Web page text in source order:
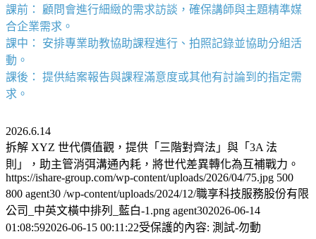
課前： 顧問會進行細緻的需求訪談，確保講師與主題精準媒
合企業需求。
課中： 安排專業助教協助課程進行、拍照記錄並協助分組活
動。
課後： 提供結案報告與課程滿意度或其他有討論到的指定需
求。
2026.6.14
拆解 XYZ 世代價值觀，提供「三階對齊法」與「3A 法
則」，助主管消弭溝通內耗，將世代差異轉化為互補戰力。
https://ishare-group.com/wp-content/uploads/2026/04/75.jpg 500
800 agent30 /wp-content/uploads/2024/12/職享科技服務股份有限
公司_中英文橫中排列_藍白-1.png agent302026-06-14
01:08:592026-06-15 00:11:22受保護的內容: 測試-勿動